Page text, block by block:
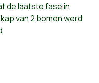
de laatste fase in
van 2 bomen werd